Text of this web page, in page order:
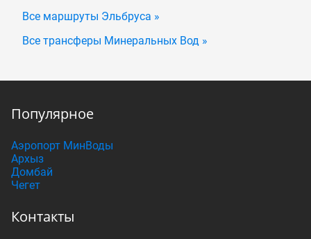
Все маршруты Эльбруса »
Все трансферы Минеральных Вод »
Популярное
Аэропорт МинВоды
Архыз
Домбай
Чегет
Контакты